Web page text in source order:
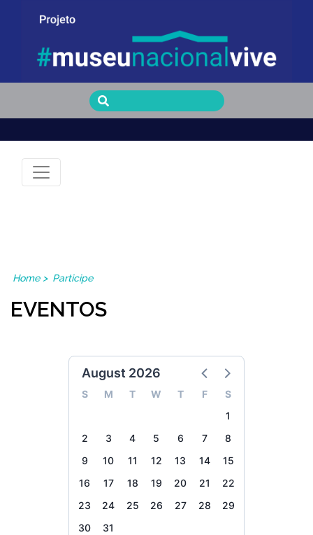
Museu Nacional Vive
Home> Participe
EVENTOS
August 2026
S M T W T F
S
1
2
3 4 5 6 7
8
9
10 11 12 13 14
15
16
17 18 19 20 21
22
23
24 25 26 27 28
29
30
31